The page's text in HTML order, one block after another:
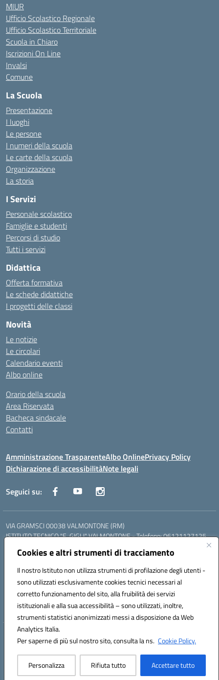
Cookies e altri strumenti di tracciamento
Il nostro Istituto non utilizza strumenti di profilazione degli utenti -
sono utilizzati esclusivamente cookies tecnici necessari al
corretto funzionamento del sito, alla fruibilità dei servizi
istituzionali e alla sua accessibilità – sono utilizzati, inoltre,
strumenti statistici anonimizzati messi a disposizione da Web
Analytics Italia.
Per saperne di più sul nostro sito, consulta la ns. Cookie Policy.
Personalizza Rifiuta tutto Accettare tutto
MIUR
Ufficio Scolastico Regionale
Ufficio Scolastico Territoriale
Scuola in Chiaro
Iscrizioni On Line
Invalsi
Comune
La Scuola
Presentazione
I luoghi
Le persone
I numeri della scuola
Le carte della scuola
Organizzazione
La storia
I Servizi
Personale scolastico
Famiglie e studenti
Percorsi di studio
Tutti i servizi
Didattica
Offerta formativa
Le schede didattiche
I progetti delle classi
Novità
Le notizie
Le circolari
Calendario eventi
Albo online
Orario della scuola
Area Riservata
Bacheca sindacale
Contatti
Amministrazione TrasparenteAlbo OnlinePrivacy Policy
Dichiarazione di accessibilitàNote legali
Seguici su:
VIA GRAMSCI 00038 VALMONTONE (RM)
ISTITUTO TECNICO "E. GIGLI" VALMONTONE - Telefono: 06121127125
06121126825
LICEO DELLE SCIENZE UMANE "P.L. NERVI" SEGNI - Telefono:
Mail: RMIS099002@istruzione.it - PEC: RMIS099002@pec.istruzione.it
Codice meccanografico: RMIS099002
Codice fiscale: 95036960581
Hosting & Powered by 3D Solution S.r.l.
Concept & Design by Designers Italia